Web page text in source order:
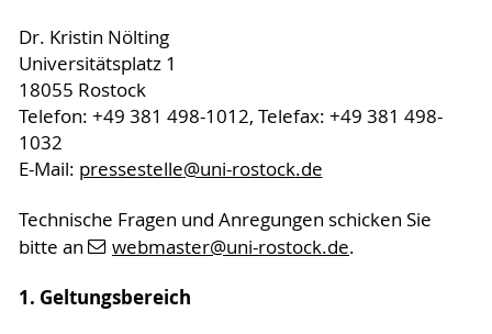
Dr. Kristin Nölting
Universitätsplatz 1
18055 Rostock
Telefon: +49 381 498-1012, Telefax: +49 381 498-
1032
E-Mail: pressestelle@uni-rostock.de
Technische Fragen und Anregungen schicken Sie
bitte an
webmaster@uni-rostock.de.
1. Geltungsbereich